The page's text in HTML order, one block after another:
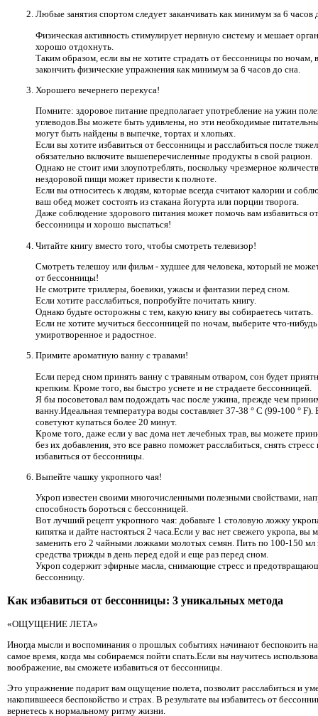
Любые занятия спортом следует заканчивать как минимум за 6 часов
Физическая активность стимулирует нервную систему и мешает
хорошо отдохнуть.
Таким образом, если вы не хотите страдать от бессонницы по
закончить физические упражнения как минимум за 6 часов до сна.
Хорошего вечернего перекуса!
Помните: здоровое питание предполагает употребление на ужин
углеводов.Вы можете быть удивлены, но эти необходимые
могут быть найдены в выпечке, тортах и ​​хлопьях.
Если вы хотите избавиться от бессонницы и расслабиться после
обязательно включите вышеперечисленные продукты в свой рацион.
Однако не стоит ими злоупотреблять, поскольку чрезмерное
нездоровой пищи может привести к полноте.
Если вы относитесь к людям, которые всегда считают калории и
ваш обед может состоять из стакана йогурта или порции творога.
Даже соблюдение здорового питания может помочь вам избавиться от
бессонницы и хорошо выспаться!
Читайте книгу вместо того, чтобы смотреть телевизор!
Смотреть телешоу или фильм - худшее для человека, который не
от бессонницы!
Не смотрите триллеры, боевики, ужасы и фантазии перед сном.
Если хотите расслабиться, попробуйте почитать книгу.
Однако будьте осторожны с тем, какую книгу вы собираетесь читать.
Если не хотите мучиться бессонницей по ночам, выберите что-нибудь
умиротворенное и радостное.
Примите ароматную ванну с травами!
Если перед сном принять ванну с травяным отваром, сон будет
крепким. Кроме того, вы быстро уснете и не страдаете бессонницей.
Я бы посоветовал вам подождать час после ужина, прежде чем
ванну.Идеальная температура воды составляет 37-38 ° C (99-100 ° F).
советуют купаться более 20 минут.
Кроме того, даже если у вас дома нет лечебных трав, вы можете
без их добавления, это все равно поможет расслабиться, снять стресс
избавиться от бессонницы.
Выпейте чашку укропного чая!
Укроп известен своими многочисленными полезными свойствами,
способность бороться с бессонницей.
Вот лучший рецепт укропного чая: добавьте 1 столовую ложку
кипятка и дайте настояться 2 часа.Если у вас нет свежего укропа, вы
заменить его 2 чайными ложками молотых семян. Пить по 100-150 мл
средства трижды в день перед едой и еще раз перед сном.
Укроп содержит эфирные масла, снимающие стресс и
бессонницу.
Как избавиться от бессонницы: 3 уникальных метода
«ОЩУЩЕНИЕ ЛЕТА»
Иногда мысли и воспоминания о прошлых событиях начинают беспокоить
самое время, когда мы собираемся пойти спать.Если вы научитесь
воображение, вы сможете избавиться от бессонницы.
Это упражнение подарит вам ощущение полета, позволит расслабиться и
накопившееся беспокойство и страх. В результате вы избавитесь от
вернетесь к нормальному ритму жизни.